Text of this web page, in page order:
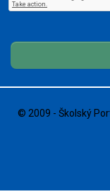
© 2009 - Školský